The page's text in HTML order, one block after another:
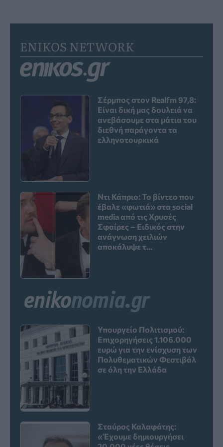
ENIKOS NETWORK
Σέρμπος στον Realfm 97,8:
Είναι δική μας δουλειά να
ανεβάσουμε στα μάτια του
διεθνή παράγοντα τα
ελληνοτουρκικά
Ντι Κάπριο: Το βίντεο που
έβαλε «φωτιά» στα social
media από τις Χρυσές
Σφαίρες – Ειδικός στην
ανάγνωση χειλιών
αποκάλυψε τ...
Υπουργείο Πολιτισμού:
Επιχορηγήσεις 1.106.000
ευρώ για την ενίσχυση των
Πολυθεματικών Φεστιβάλ
σε όλη την Ελλάδα
Σταύρος Καλαφάτης:
«Έχουμε δημιουργήσει